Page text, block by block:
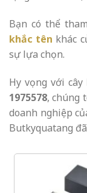
Bạn có thể
khắc tên khác
sự lựa chọn.
Hy vọng với cây
1975578, chúng
doanh nghiệp
Butkyquatang